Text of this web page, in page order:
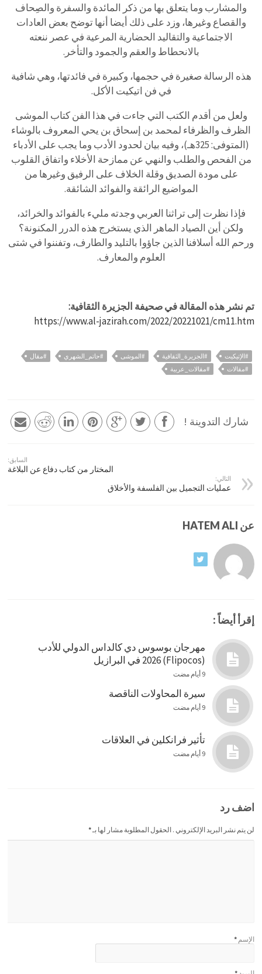
والمشارب وما يتعلق بها من ذكر المائدة والسفرة والصِحاف
والقصاع وغيرها، وزد على ذلك أيضا أنها توضح بعض العادات
الاجتماعية والتقاليد الحضارية المرعية في عصر ننعته
بالانحطاط والعقم والجمود والتأخر.
هذه الرسالة صغيرة في حجمها، وكبيرة في فائدتها، وهي شافية
في فن اتيكيت الأكل.
ولعل من أقدم الكتب التي جاءت في هذا الفن كتاب الموشى
الظرف والظرفاء لمحمد بن إسحاق بن يحي المعروف بالوشاء
(المتوفى: 325هـ)، وفيه بيان لحدود الأدب وما يجب على الأدباء
من الفحص والطلب والنهي عن ممازحة الأخلاء واتفاق القلوب
على مودة الصديق وقلة الخلاف على الرفيق وغيرها من
المواضيع الرائقة والفوائد الشائقة.
فإذا نظرت إلى تراثنا العربي وجدته مليء بالفوائد والخرائد،
ولكن أين الصياد الماهر الذي يستخرج هذه الدرر المكنونة؟
ورحم الله أسلافنا الذين جاؤوا بالتليد والطارف، وتفننوا في شتى
العلوم والمعارف.
تم نشر هذه المقالة في صحيفة الجزيرة الثقافية:
https://www.al-jazirah.com/2022/20221021/cm11.htm
#الإتيكيت #الجزيرة_الثقافية #الموشى #حاتم_الشهري
#مقال
#مقالات
#مقالات_عربية
شارك التدوينة !
السابق:
المختار من كتاب دفاع عن البلاغة
التالي:
عمليات التجميل بين الفلسفة والأخلاق
عن HATEM ALI
إقرأ أيضاً :
مهرجان بوسوس دي كالداس الدولي للأدب
(Flipocos) 2026 في البرازيل
9 أيام مضت
سيرة المحاولات الناقصة
9 أيام مضت
تأثير فرانكلين في العلاقات
9 أيام مضت
اضف رد
لن يتم نشر البريد الإلكتروني . الحقول المطلوبة مشار لها بـ*
الإسم *